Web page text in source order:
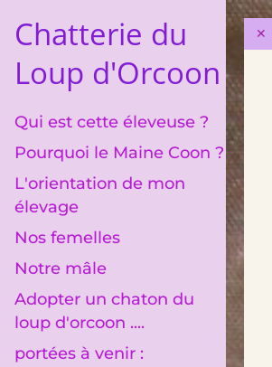
Chatterie du
Loup d'Orcoon
Qui est cette éleveuse ?
Pourquoi le Maine Coon ?
L'orientation de mon
élevage
Nos femelles
Notre mâle
Adopter un chaton du
loup d'orcoon ....
portées à venir :